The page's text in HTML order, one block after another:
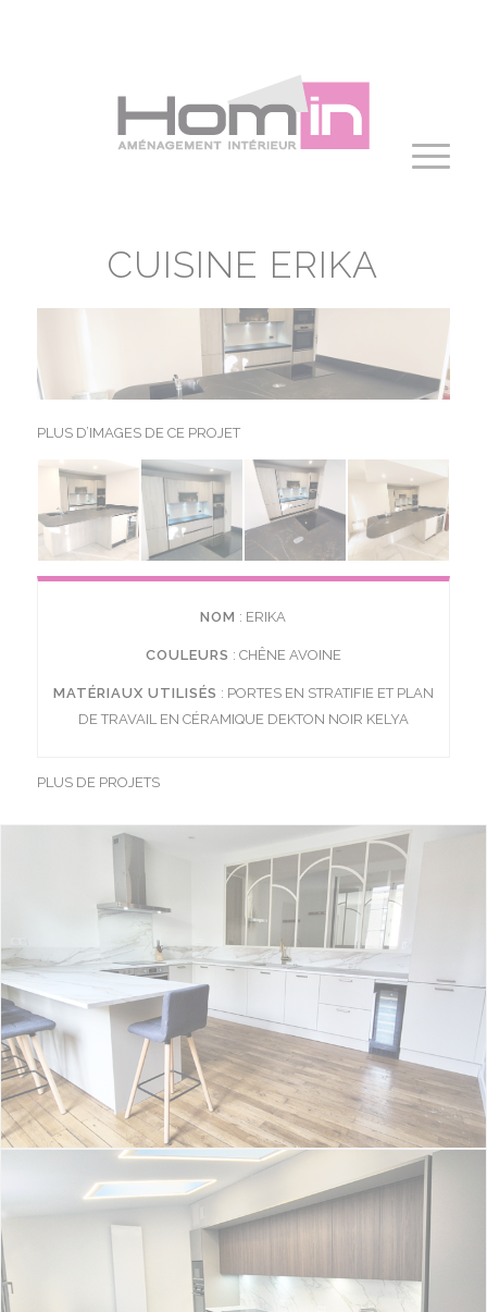
CUISINE ERIKA
PLUS D’IMAGES DE CE PROJET
NOM : ERIKA
COULEURS : CHÊNE AVOINE
MATÉRIAUX UTILISÉS : PORTES EN STRATIFIE ET PLAN
DE TRAVAIL EN CÉRAMIQUE DEKTON NOIR KELYA
PLUS DE PROJETS